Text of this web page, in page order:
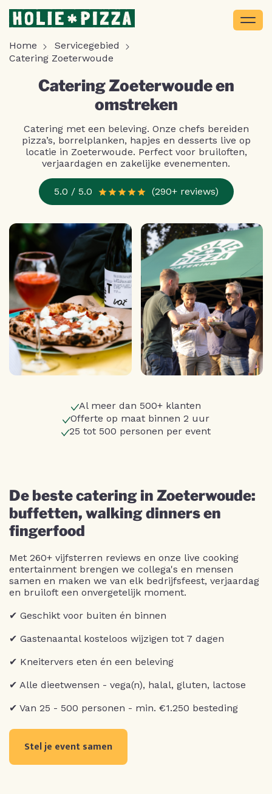
Home
Servicegebied
Catering Zoeterwoude
Catering Zoeterwoude en
omstreken
Catering met een beleving. Onze chefs bereiden
pizza’s, borrelplanken, hapjes en desserts live op
locatie in Zoeterwoude. Perfect voor bruiloften,
verjaardagen en zakelijke evenementen.
5.0 / 5.0 (290+ reviews)
Al meer dan 500+ klanten
Offerte op maat binnen 2 uur
25 tot 500 personen per event
De beste catering in Zoeterwoude:
buffetten, walking dinners en
fingerfood
Met 260+ vijfsterren reviews en onze live cooking
entertainment brengen we collega's en mensen
samen en maken we van elk bedrijfsfeest, verjaardag
en bruiloft een onvergetelijk moment.
✔ Geschikt voor buiten én binnen
✔ Gastenaantal kosteloos wijzigen tot 7 dagen
✔ Kneitervers eten én een beleving
✔ Alle dieetwensen - vega(n), halal, gluten, lactose
✔ Van 25 - 500 personen - min. €1.250 besteding
Stel je event samen